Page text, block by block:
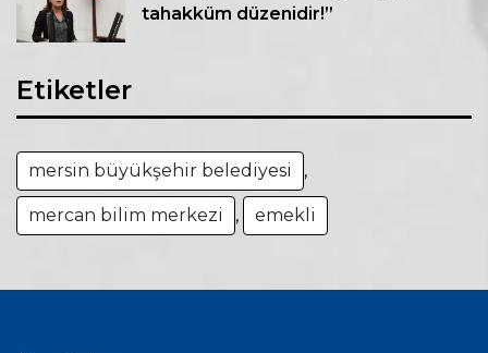
tahakküm düzenidir!”
Etiketler
mersin büyükşehir belediyesi ,
mercan bilim merkezi , emekli